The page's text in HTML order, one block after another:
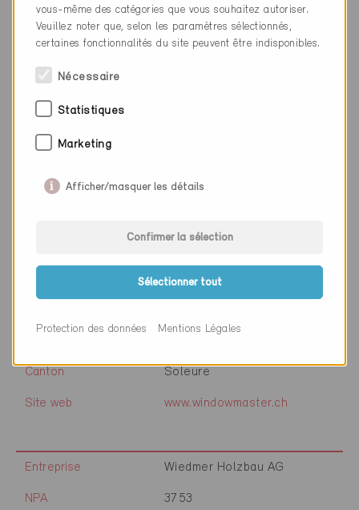
www.wlp.ch
Entreprise
NPA
Lieu
Canton
WindowMaster Focair AG
Canton Soleure
Site web www.windowmaster.ch
Entreprise Wiedmer Holzbau AG
NPA 3753
vous-même des catégories que vous souhaitez autoriser.
Veuillez noter que, selon les paramètres sélectionnés,
certaines fonctionnalités du site peuvent être indisponibles.
Nécessaire
Statistiques
Marketing
Afficher/masquer les détails
Confirmer la sélection
Sélectionner tout
Protection des données Mentions Légales